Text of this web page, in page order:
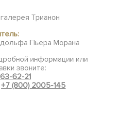
Трианон
Пьера Морана
информации или
звоните:
62-21
+7 (800) 2005-145